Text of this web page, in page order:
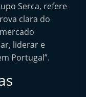
Serca, refere
clara do
liderar e
Portugal”.